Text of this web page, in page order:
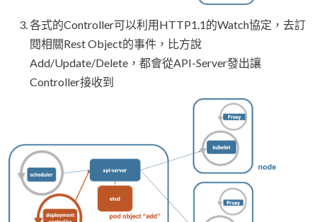
各式的Controller可以利用HTTP1.1的Watch協定，去訂
閱相關Rest Object的事件，比方說
Add/Update/Delete，都會從API-Server發出讓
Controller接收到